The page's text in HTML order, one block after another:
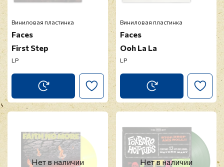
Виниловая пластинка
Faces
First Step
LP
Виниловая пластинка
Faces
Ooh La La
LP
Нет в наличии Нет в наличии